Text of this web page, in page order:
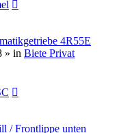
4R55E
» in Biete Privat
/ Frontlippe unten